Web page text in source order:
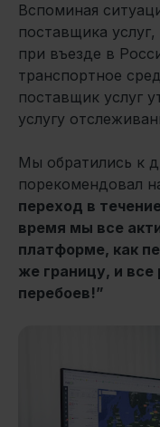
Вспоминая
поставщика
при въезде в
транспортное
поставщик услуг
услугу
Мы обратились к
порекомендовал
переход в
время мы все
платформе, как
же границу, и все
перебоев!”